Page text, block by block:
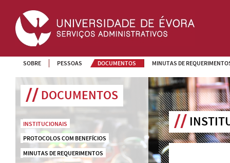
SOBRE PESSOAS DOCUMENTOS MINUTAS DE
DOCUMENTOS
INSTITUCIONAIS
PROTOCOLOS COM BENEFÍCIOS
MINUTAS DE REQUERIMENTOS